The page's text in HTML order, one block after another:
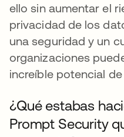
ello sin aumentar el
privacidad de los
una seguridad y un
organizaciones
increíble potencial de
¿Qué estabas
Prompt Security